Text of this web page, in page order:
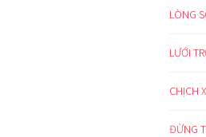
LÒNG
LƯỚI
CHỊCH
ĐỪNG